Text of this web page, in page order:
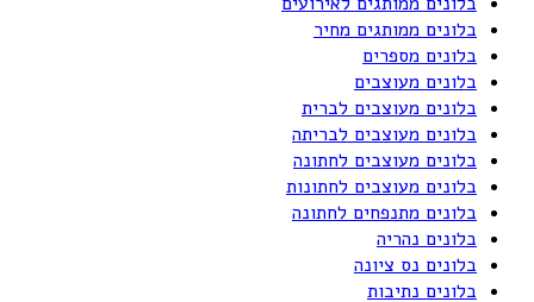
בלונים ממותגים מחיר
בלונים מספרים
בלונים מעוצבים
בלונים מעוצבים לברית
בלונים מעוצבים לבריתה
בלונים מעוצבים לחתונה
בלונים מעוצבים לחתונות
בלונים מתנפחים לחתונה
בלונים נהריה
בלונים נס ציונה
בלונים נתיבות